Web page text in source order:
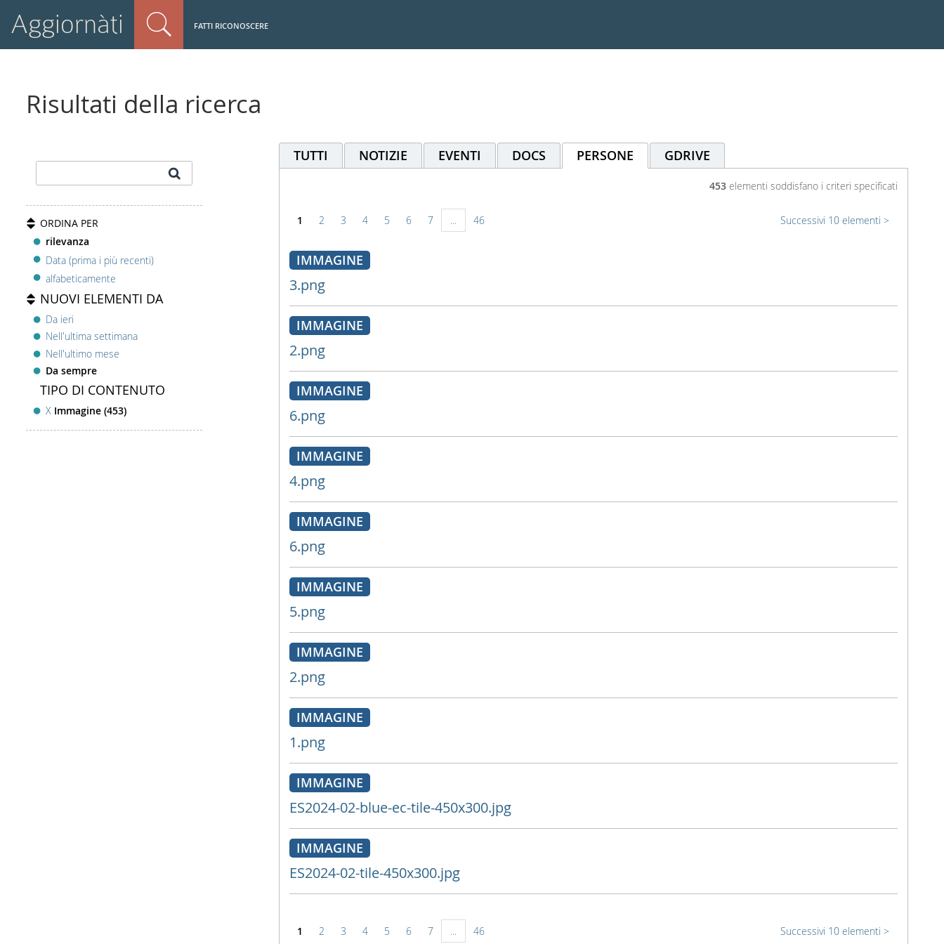
Aggiornàti FATTI RICONOSCERE
Risultati della ricerca
ORDINA PER
rilevanza
Data (prima i più recenti)
alfabeticamente
NUOVI ELEMENTI DA
Da ieri
Nell'ultima settimana
Nell'ultimo mese
Da sempre
TIPO DI CONTENUTO
X Immagine (453)
TUTTI NOTIZIE EVENTI DOCS PERSONE GDRIVE
453elementi soddisfano i criteri specificati
1 2 3 4 5 6 7 ... 46 Successivi 10 elementi
IMMAGINE
3.png
IMMAGINE
2.png
IMMAGINE
6.png
IMMAGINE
4.png
IMMAGINE
6.png
IMMAGINE
5.png
IMMAGINE
2.png
IMMAGINE
1.png
IMMAGINE
ES2024-02-blue-ec-tile-450x300.jpg
IMMAGINE
ES2024-02-tile-450x300.jpg
1 2 3 4 5 6 7 ... 46 Successivi 10 elementi